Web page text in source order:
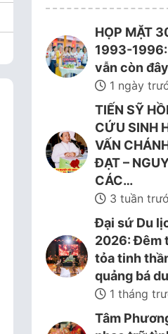
HỌP MẶT
1993-
vẫn còn
1 ngày
TIẾN SỸ
CỨU SINH
VẤN
ĐẠT –
CÁC…
3 tuần
Đại sứ Du
2026: Đêm
tỏa tinh
quảng bá
1 tháng
Tâm